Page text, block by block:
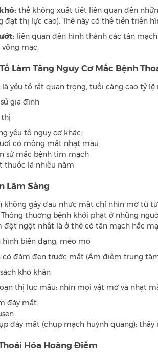
thể không xuất tiết liên quan đến
đạt thị lực cao). Thể này có thể tiến triển
liên quan đến hình thành các tân
võng mạc.
Làm Tăng Nguy Cơ Mắc Bệnh
là yếu tố rất quan trọng, tuổi càng cao tỷ
gia đình
thị
yếu tố nguy cơ khác:
có mống mắt nhạt màu
sử mắc bệnh tim mạch
thuốc lá nhiều năm
Lâm Sàng
không gây đau nhức mắt chỉ nhìn mờ từ
Thông thường bệnh khởi phát ở những
đột ngột nhất là ở thể có tân mạch hắc
hình biến dạng, méo mó
có đám đen trước mắt (Ám điểm trung
khó khăn
thị lực mầu: nhìn mọi vật mờ và nhạt
đáy mắt:
đáy mắt (chụp mạch huỳnh quang):
Hóa Hoàng Điểm